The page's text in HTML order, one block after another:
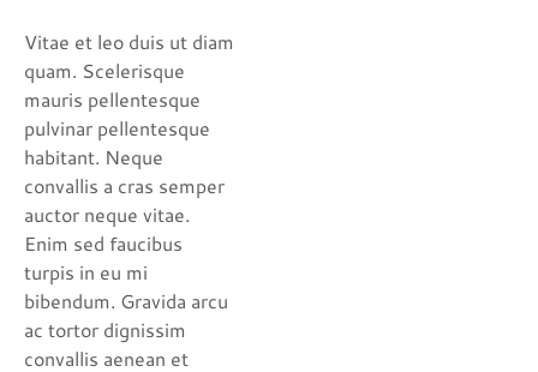
Vitae et leo duis ut diam
quam. Scelerisque
mauris pellentesque
pulvinar pellentesque
habitant. Neque
convallis a cras semper
auctor neque vitae.
Enim sed faucibus
turpis in eu mi
bibendum. Gravida arcu
ac tortor dignissim
convallis aenean et